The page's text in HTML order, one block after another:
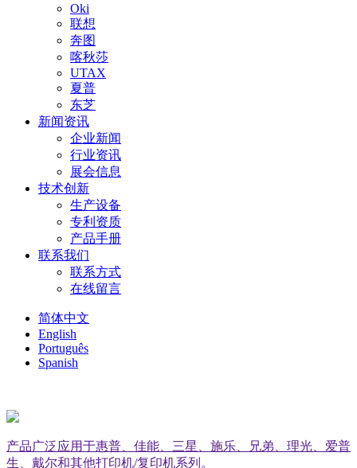
Oki
联想
奔图
喀秋莎
UTAX
夏普
东芝
新闻资讯
企业新闻
行业资讯
展会信息
技术创新
生产设备
专利资质
产品手册
联系我们
联系方式
在线留言
简体中文
English
Português
Spanish
产品广泛应用于惠普、佳能、三星、施乐、兄弟、理光、爱普
生、戴尔和其他打印机/复印机系列。